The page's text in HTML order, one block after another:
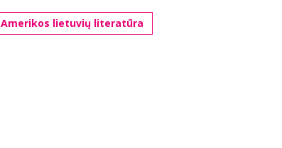
Amerikos lietuvių literatūra